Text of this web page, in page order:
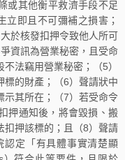
或其他衡平救濟手段不足
立即且不可彌補之損害；
於核發扣押令致他人所可
資訊為營業秘密，且受命
法竊用營業秘密；（5）
標的財產；（6）聲請狀中
示其所在；（7）若受命令
押通知後，將會毀損、搬
扣押該標的；且（8）聲請
認定「有具體事實清楚顯